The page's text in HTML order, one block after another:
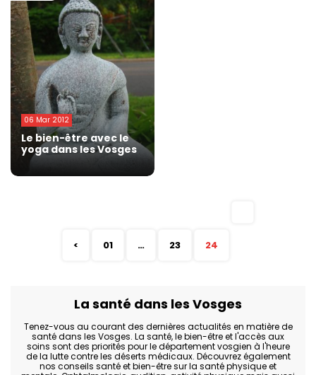
06 Mar 2012
Le bien-être avec le
yoga dans les Vosges
< 01 … 23 24
La santé dans les Vosges
Tenez-vous au courant des dernières actualités en matière de
santé dans les Vosges. La santé, le bien-être et l'accès aux
soins sont des priorités pour le département vosgien à l'heure
de la lutte contre les déserts médicaux. Découvrez également
nos conseils santé et bien-être sur la santé physique et